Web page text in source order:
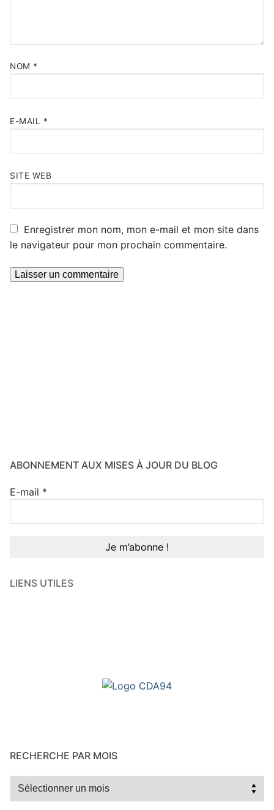
NOM *
E-MAIL *
SITE WEB
Enregistrer mon nom, mon e-mail et mon site dans
le navigateur pour mon prochain commentaire.
ABONNEMENT AUX MISES À JOUR DU BLOG
E-mail *
LIENS UTILES
RECHERCHE PAR MOIS
Recherche